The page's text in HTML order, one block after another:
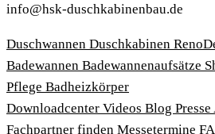
info@hsk-duschkabinenbau.de
Duschwannen Duschkabinen
Badewannen Badewannenaufsätze
Pflege Badheizkörper
Download­center Videos Blog Presse
Fachpartner finden Messetermine